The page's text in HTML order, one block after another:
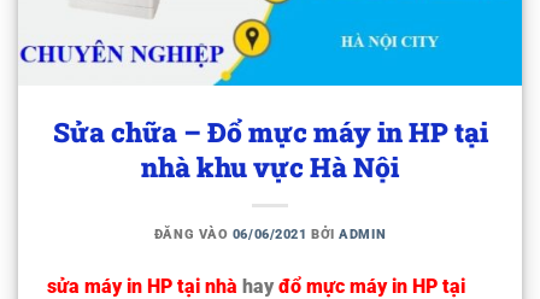
Sửa chữa – Đổ mực máy in HP tại
nhà khu vực Hà Nội
ĐĂNG VÀO 06/06/2021 BỞIADMIN
sửa máy in HP tại nhà hayđổ mực máy in HP tại